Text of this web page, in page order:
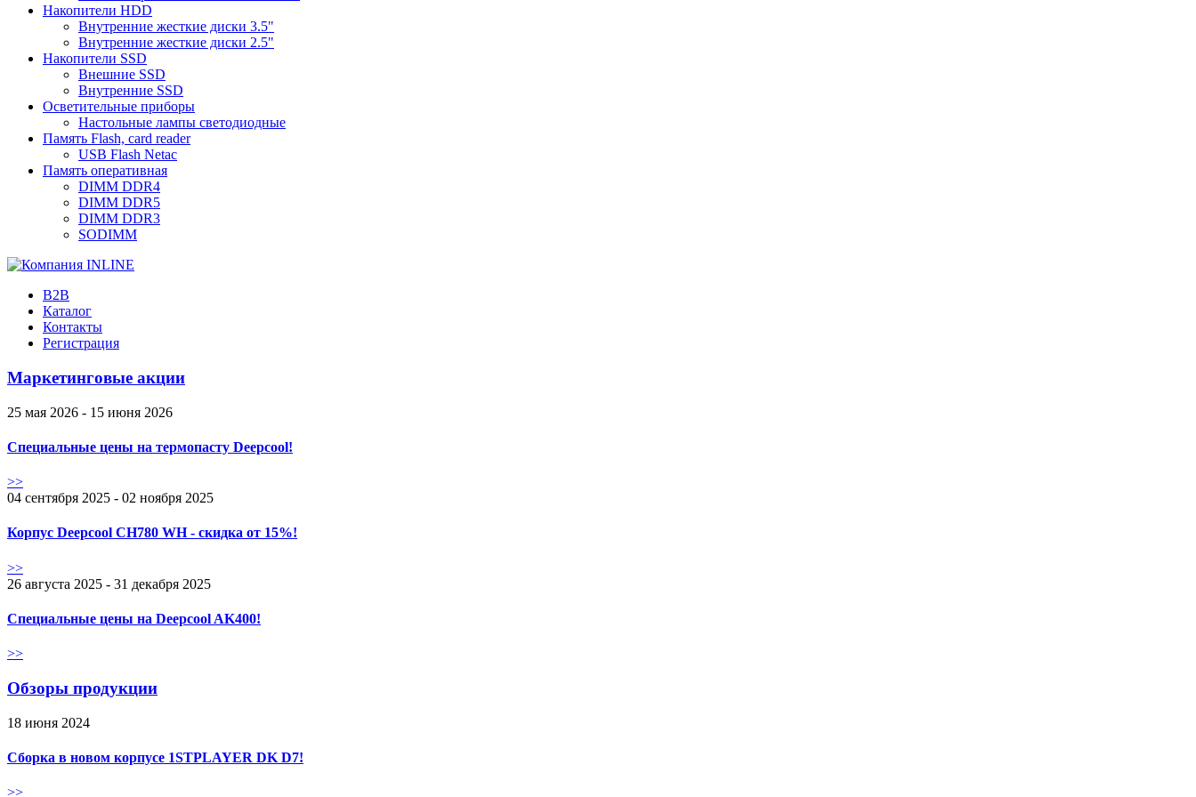
Накопители HDD
Внутренние жесткие диски 3.5"
Внутренние жесткие диски 2.5"
Накопители SSD
Внешние SSD
Внутренние SSD
Осветительные приборы
Настольные лампы светодиодные
Память Flash, card reader
USB Flash Netac
Память оперативная
DIMM DDR4
DIMM DDR5
DIMM DDR3
SODIMM
B2B
Каталог
Контакты
Регистрация
Маркетинговые акции
25 мая 2026 - 15 июня 2026
Специальные цены на термопасту Deepcool!
>>
04 сентября 2025 - 02 ноября 2025
Корпус Deepcool CH780 WH - скидка от 15%!
>>
26 августа 2025 - 31 декабря 2025
Специальные цены на Deepcool AK400!
>>
Обзоры продукции
18 июня 2024
Сборка в новом корпусе 1STPLAYER DK D7!
>>